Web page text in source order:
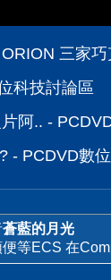
三家
科技討論區
阿.. -
- PCDVD數
蒼藍的月光
等ECS 在